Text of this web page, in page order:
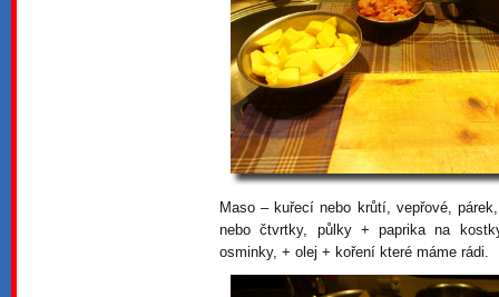
Maso – kuřecí nebo krůtí, vepřové,
nebo čtvrtky, půlky + paprika na
osminky, + olej + koření které máme rádi.